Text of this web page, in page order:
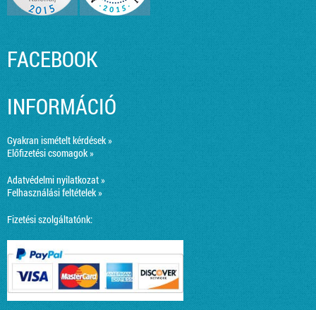
FACEBOOK
INFORMÁCIÓ
Gyakran ismételt kérdések »
Előfizetési csomagok »
Adatvédelmi nyilatkozat »
Felhasználási feltételek »
Fizetési szolgáltatónk: